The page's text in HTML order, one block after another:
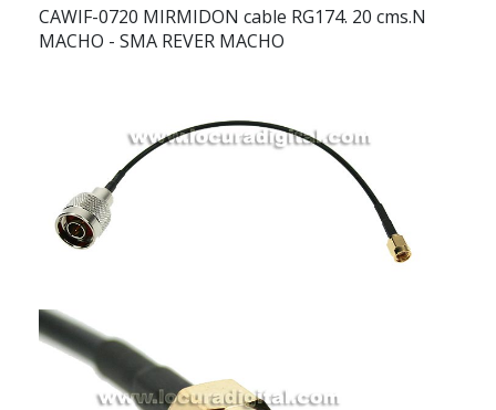
CAWIF-0720 MIRMIDON cable RG174. 20 cms.N
MACHO - SMA REVER MACHO